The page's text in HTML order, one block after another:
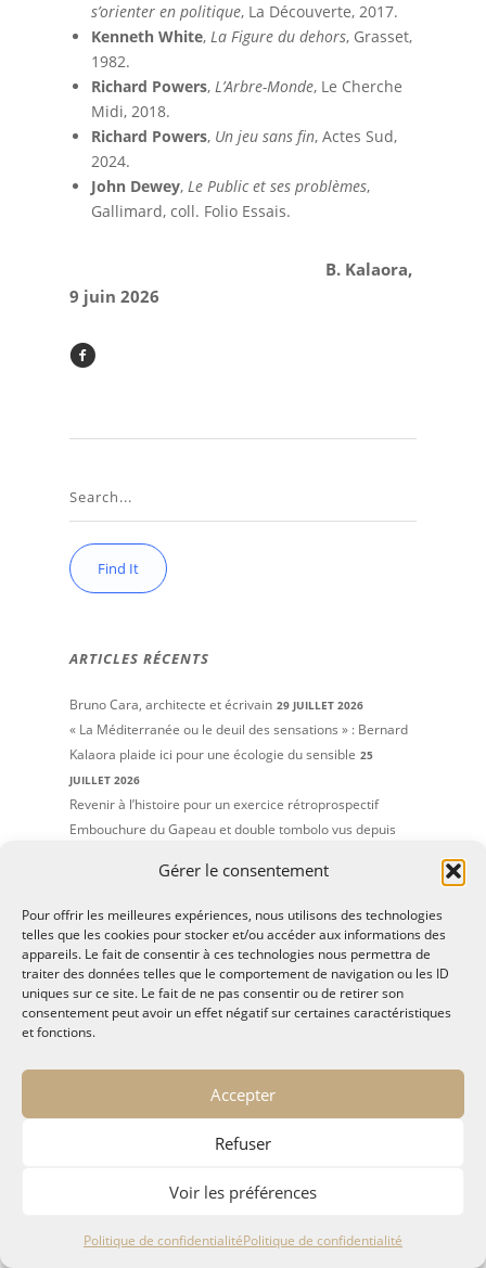
Gérer le consentement
Pour offrir les meilleures expériences, nous utilisons des technologies
telles que les cookies pour stocker et/ou accéder aux informations des
appareils. Le fait de consentir à ces technologies nous permettra de
traiter des données telles que le comportement de navigation ou les ID
uniques sur ce site. Le fait de ne pas consentir ou de retirer son
consentement peut avoir un effet négatif sur certaines caractéristiques
et fonctions.
Accepter
Refuser
Voir les préférences
Politique de confidentialitéPolitique de confidentialité
s’orienter en politique, La Découverte, 2017.
Kenneth White, La Figure du dehors, Grasset,
1982.
Richard Powers, L’Arbre-Monde, Le Cherche
Midi, 2018.
Richard Powers, Un jeu sans fin, Actes Sud,
2024.
John Dewey, Le Public et ses problèmes,
Gallimard, coll. Folio Essais.
B. Kalaora,
9 juin 2026
ARTICLES RÉCENTS
Bruno Cara, architecte et écrivain 29 JUILLET 2026
« La Méditerranée ou le deuil des sensations » : Bernard
Kalaora plaide ici pour une écologie du sensible 25
JUILLET 2026
Revenir à l’histoire pour un exercice rétroprospectif
Embouchure du Gapeau et double tombolo vus depuis
« Administrer la Méditerranée, oublier l’histoire » de
Dé-penser les territoires entre terre et mer avec
Y.Hénocque, B. Kalaora, et Ch. Michel 16 JUILLET 2026
ARCHIVES
(8)
(1)
novembre 2025(3)